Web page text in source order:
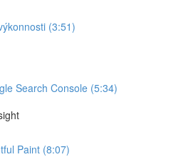
(3:51)
Search Console (5:34)
Paint (8:07)